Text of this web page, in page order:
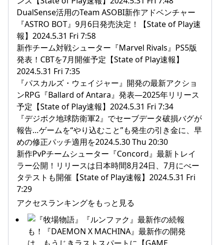
DualSense活用のTeam ASOBI新作アドベンチャー
『ASTRO BOT』9月6日発売決定！【State of Play速
報】2024.5.31 Fri 7:58
新作チーム対戦シューター『Marvel Rivals』PS5版
発表！CBTを7月開催予定【State of Play速報】
2024.5.31 Fri 7:35
『パスカルズ・ウェイジャー』開発の最新アクショ
ンRPG『Ballard of Antara』発表―2025年リリース
予定【State of Play速報】2024.5.31 Fri 7:34
『デジボク地球防衛軍2』でセーブデータ破損バグが
報告…ゲームを“やり込むこと”も発生の引き金に、早
めの修正パッチ適用を2024.5.30 Thu 20:30
新作PvPチームシューター『Concord』最新トレイ
ラー公開！リリースは日本時間8月24日、7月にべー
タテストも開催【State of Play速報】2024.5.31 Fri
7:29
アクセスランキングをもっと見る